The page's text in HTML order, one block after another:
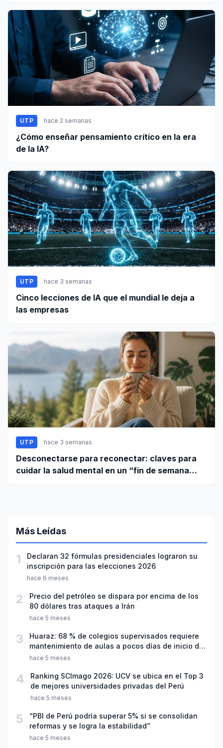
UTP hace 2 semanas
¿Cómo enseñar pensamiento crítico en la era
de la IA?
UTP hace 3 semanas
Cinco lecciones de IA que el mundial le deja a
las empresas
UTP hace 3 semanas
Desconectarse para reconectar: claves para
cuidar la salud mental en un “fin de semana
Más Leídas
1
Declaran 32 fórmulas presidenciales lograron su
inscripción para las elecciones 2026
hace 6 meses
2
Precio del petróleo se dispara por encima de los
80 dólares tras ataques a Irán
hace 5 meses
3
Huaraz: 68 % de colegios supervisados requiere
mantenimiento de aulas a pocos días de inicio del
año escolar 2026
hace 5 meses
4
Ranking SCImago 2026: UCV se ubica en el Top 3
de mejores universidades privadas del Perú
hace 5 meses
5
“PBI de Perú podría superar 5% si se consolidan
reformas y se logra la estabilidad”
hace 5 meses